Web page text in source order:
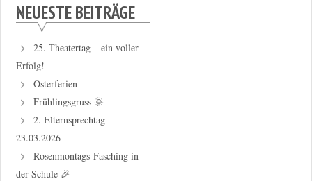
NEUESTE BEITRÄGE
25. Theatertag – ein voller
Erfolg!
Osterferien
Frühlingsgruss 🌞
2. Elternsprechtag
23.03.2026
Rosenmontags-Fasching in
der Schule 🎉